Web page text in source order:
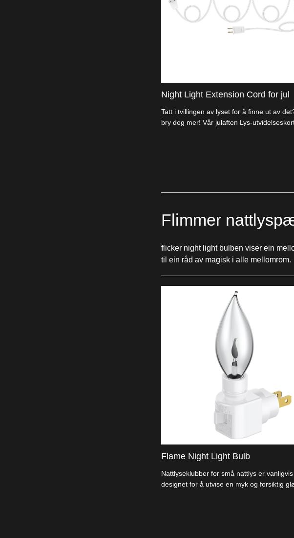
Night Light Extension Cord for jul
Tatt i tvillingen av lyset for å finne ut av
bry deg mer! Vår julaften Lys-utvidelseskort
Flimmer
flicker night light bulben viser ein
til ein råd av magisk i alle mellomrom.
Flame Night Light Bulb
Nattlyseklubber for små nattlys er vanligvis
designet for å utvise en myk og forsiktig